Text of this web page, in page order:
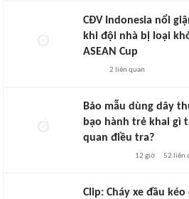
CĐV Indonesia nổi
khi đội nhà bị loại
ASEAN Cup
2 liên quan
Bảo mẫu dùng dây
bạo hành trẻ khai gì
quan điều tra?
12 giờ 52 liên
Clip: Cháy xe đầu kéo